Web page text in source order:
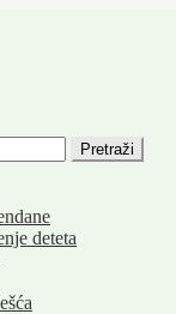
Pretraži
deteta